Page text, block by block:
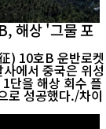
해상 '그물 포
) 10호B 운반로켓
에서 중국은 위성
단을 해상 회수 플
로 성공했다./차이